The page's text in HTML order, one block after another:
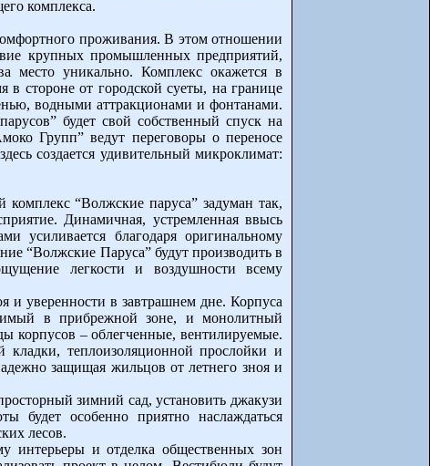
комплекса.
проживания. В этом отношении
крупных промышленных предприятий,
место уникально. Комплекс окажется в
в стороне от городской суеты, на границе
водными аттракционами и фонтанами.
будет свой собственный спуск на
Групп” ведут переговоры о переносе
создается удивительный микроклимат:
“Волжские паруса” задуман так,
Динамичная, устремленная ввысь
усиливается благодаря оригинальному
“Волжские Паруса” будут производить в
легкости и воздушности всему
и уверенности в завтрашнем дне. Корпуса
в прибрежной зоне, и монолитный
корпусов – облегченные, вентилируемые.
кладки, теплоизоляционной прослойки и
защищая жильцов от летнего зноя и
зимний сад, установить джакузи
будет особенно приятно наслаждаться
лесов.
интерьеры и отделка общественных зон